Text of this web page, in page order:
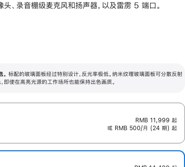
录音棚级麦克风和扬声器，以及雷雳 5 端口。
色画质。
标配的玻璃面板经过特别设计，反光率极低。纳米纹理玻璃面板可分散反射
即使在高亮光源的工作场所也能保持出色画质。
RMB 11,999 起
或 RMB 500/月 (24 期) 起